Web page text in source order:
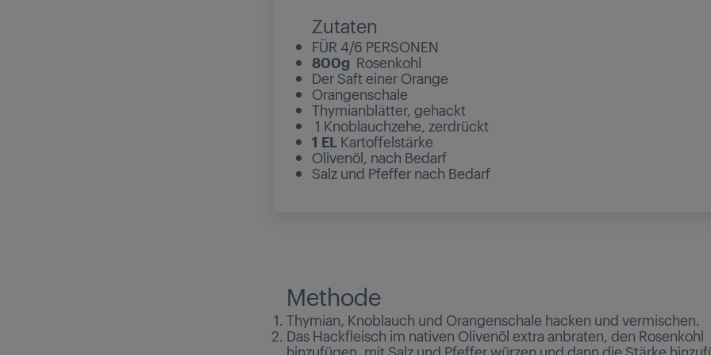
Zutaten
FÜR 4/6 PERSONEN
800g Rosenkohl
Der Saft einer Orange
Orangenschale
Thymianblätter, gehackt
1 Knoblauchzehe, zerdrückt
1 EL Kartoffelstärke
Olivenöl, nach Bedarf
Salz und Pfeffer nach Bedarf
Methode
Thymian, Knoblauch und Orangenschale hacken und vermischen.
Das Hackfleisch im nativen Olivenöl extra anbraten, den Rosenkohl
hinzufügen, mit Salz und Pfeffer würzen und dann die Stärke